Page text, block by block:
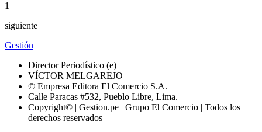
1
siguiente
Gestión
Director Periodístico (e)
VÍCTOR MELGAREJO
© Empresa Editora El Comercio S.A.
Calle Paracas #532, Pueblo Libre, Lima.
Copyright© | Gestion.pe | Grupo El Comercio | Todos los
derechos reservados